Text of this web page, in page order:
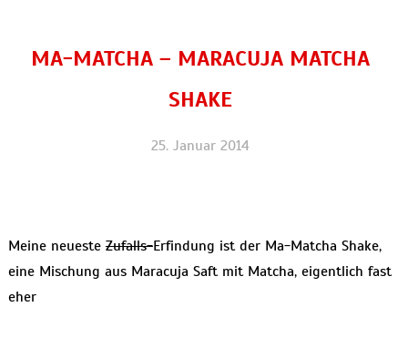
MA-MATCHA – MARACUJA MATCHA
SHAKE
25. Januar 2014
Meine neueste Zufalls-Erfindung ist der Ma-Matcha Shake,
eine Mischung aus Maracuja Saft mit Matcha, eigentlich fast
eher